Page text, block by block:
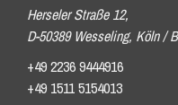
Herseler Straße 12,
D-50389 Wesseling, Köln /
+49 2236 9444916
+49 1511 5154013